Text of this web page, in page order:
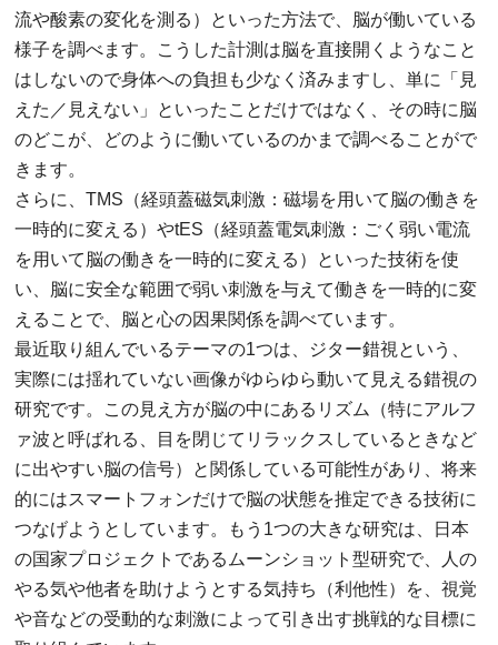
流や酸素の変化を測る）といった方法で、脳が働いている
様子を調べます。こうした計測は脳を直接開くようなこと
はしないので身体への負担も少なく済みますし、単に「見
えた／見えない」といったことだけではなく、その時に脳
のどこが、どのように働いているのかまで調べることがで
きます。
さらに、TMS（経頭蓋磁気刺激：磁場を用いて脳の働きを
一時的に変える）やtES（経頭蓋電気刺激：ごく弱い電流
を用いて脳の働きを一時的に変える）といった技術を使
い、脳に安全な範囲で弱い刺激を与えて働きを一時的に変
えることで、脳と心の因果関係を調べています。
最近取り組んでいるテーマの1つは、ジター錯視という、
実際には揺れていない画像がゆらゆら動いて見える錯視の
研究です。この見え方が脳の中にあるリズム（特にアルフ
ァ波と呼ばれる、目を閉じてリラックスしているときなど
に出やすい脳の信号）と関係している可能性があり、将来
的にはスマートフォンだけで脳の状態を推定できる技術に
つなげようとしています。もう1つの大きな研究は、日本
の国家プロジェクトであるムーンショット型研究で、人の
やる気や他者を助けようとする気持ち（利他性）を、視覚
や音などの受動的な刺激によって引き出す挑戦的な目標に